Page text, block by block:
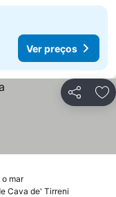
Ver preços
Partilhar
marVer preços
Cava de' Tirreni